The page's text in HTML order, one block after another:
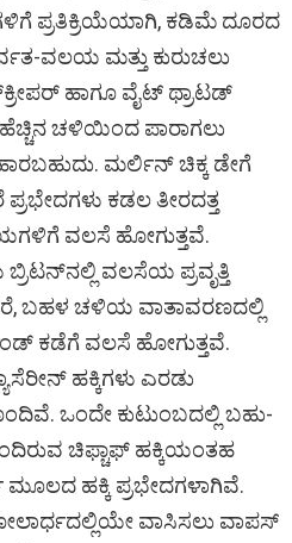
ಪ್ರತಿಕ್ರಿಯೆಯಾಗಿ, ಕಡಿಮೆ ದೂರದ
ವಲಯ ಮತ್ತು ಕುರುಚಲು
ಹಾಗೂ ವೈಟ್ ಥ್ರಾಟಡ್
ಹೆಚ್ಚಿನ ಚಳಿಯಿಂದ ಪಾರಾಗಲು
ಮರ್ಲಿನ್‌ ಚಿಕ್ಕ ಡೇಗೆ
ಕಡಲ ತೀರದತ್ತ
ವಲಸೆ ಹೋಗುತ್ತವೆ.
ವಲಸೆಯ ಪ್ರವೃತ್ತಿ
ಬಹಳ ಚಳಿಯ ವಾತಾವರಣದಲ್ಲಿ
ಕಡೆಗೆ ವಲಸೆ ಹೋಗುತ್ತವೆ.
ಹಕ್ಕಿಗಳು ಎರಡು
ಒಂದೇ ಕುಟುಂಬದಲ್ಲಿ ಬಹು-
ಚಿಫ್ಚಾಫ್‌ ಹಕ್ಕಿಯಂತಹ
ಮೂಲದ ಹಕ್ಕಿ ಪ್ರಭೇದಗಳಾಗಿವೆ.
ವಾಸಿಸಲು ವಾಪಸ್‌